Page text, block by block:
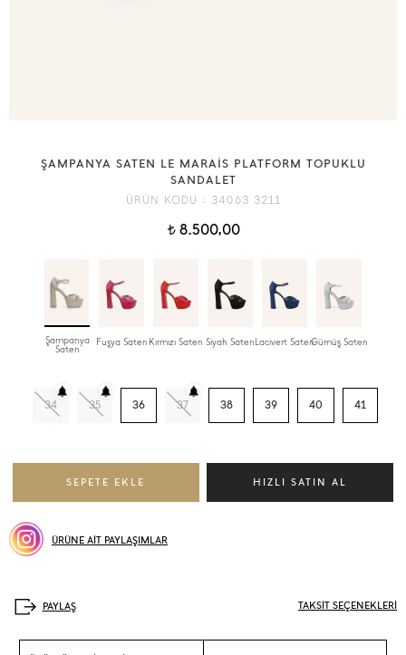
ŞAMPANYA SATEN LE MARAİS PLATFORM TOPUKLU
SANDALET
ÜRÜN KODU : 34063 3211
t8.500,00
Şampanya
Saten
Fuşya Saten Kırmızı Saten Siyah SatenLacivert SatenGümüş Saten
34 35 36 37 38 39 40 41
ÜRÜNE AİT PAYLAŞIMLAR
TAKSİT SEÇENEKLERİ